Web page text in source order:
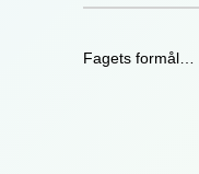
Fagets formål…